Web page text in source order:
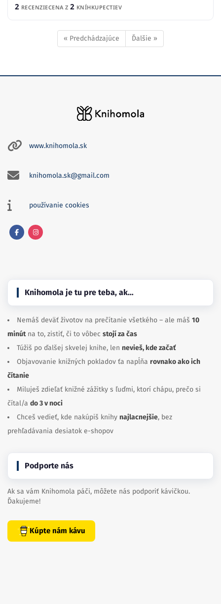
2 RECENZIECENA Z 2 KNÍHKUPECTIEV
« Predchádzajúce Ďalšie »
www.knihomola.sk
knihomola.sk@gmail.com
používanie cookies
Knihomola je tu pre teba, ak…
Nemáš deväť životov na prečítanie všetkého – ale máš 10
minútna to, zistiť, či to vôbec stojí za čas
Túžiš po ďalšej skvelej knihe, len nevieš, kde začať
Objavovanie knižných pokladov ťa napĺňa rovnako ako ich
čítanie
Miluješ zdieľať knižné zážitky s ľuďmi, ktorí chápu, prečo si
čítal/a do 3 v noci
Chceš vedieť, kde nakúpiš knihy najlacnejšie, bez
prehľadávania desiatok e-shopov
Podporte nás
Ak sa vám Knihomola páči, môžete nás podporiť kávičkou.
Ďakujeme!
Kúpte nám kávu